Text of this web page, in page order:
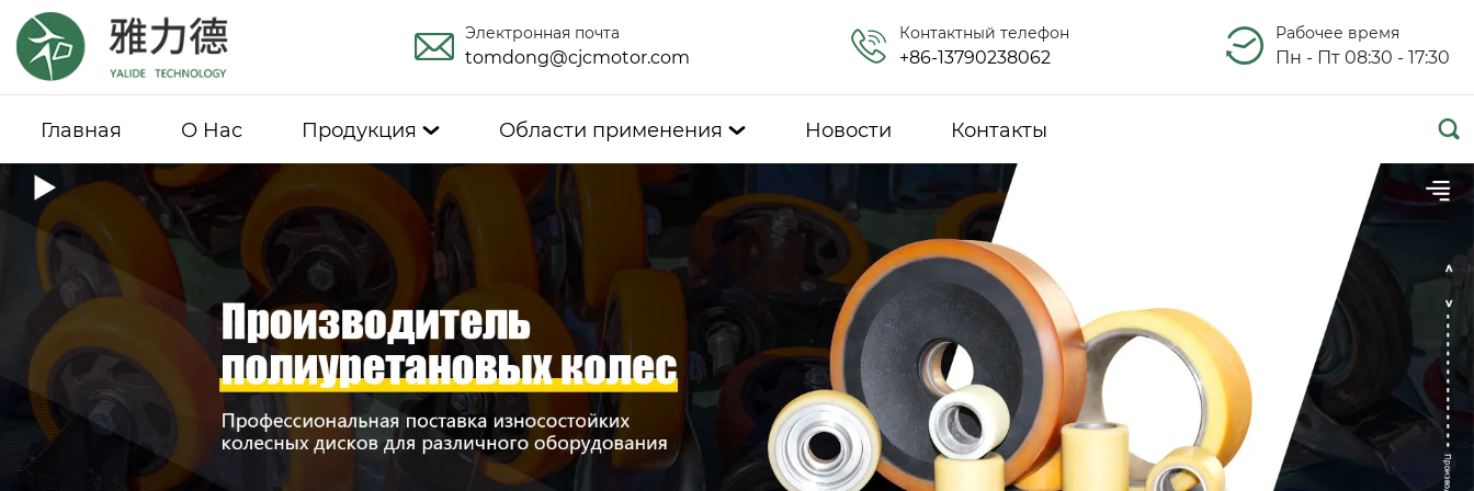
Электронная почта
tomdong@cjcmotor.com
Контактный телефон
+86-13790238062
Рабочее время
Пн - Пт 08:30 - 17:30
Главная О Hас Продукция  Области применения  Новости Контакты 